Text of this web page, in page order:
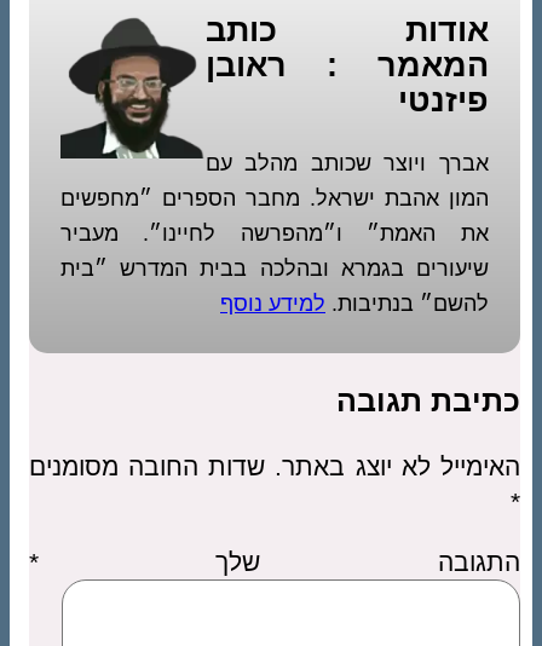
אודות כותב
המאמר : ראובן
פיזנטי
אברך ויוצר שכותב מהלב עם
המון אהבת ישראל. מחבר הספרים ״מחפשים
את האמת״ ו״מהפרשה לחיינו״. מעביר
שיעורים בגמרא ובהלכה בבית המדרש ״בית
להשם״ בנתיבות. למידע נוסף
כתיבת תגובה
האימייל לא יוצג באתר. שדות החובה מסומנים
*
התגובה שלך*